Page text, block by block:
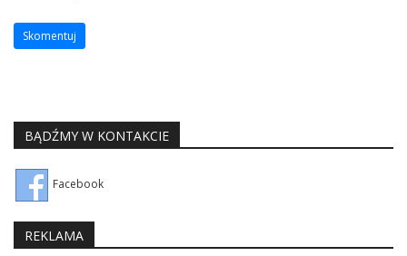
BĄDŹMY W KONTAKCIE
Facebook
REKLAMA